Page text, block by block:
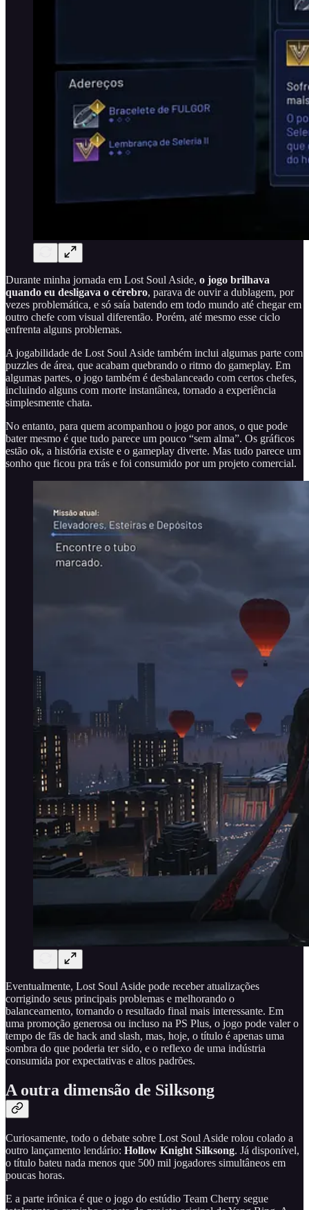
Durante minha jornada em Lost Soul Aside, o jogo brilhava
quando eu desligava o cérebro, parava de ouvir a dublagem, por
vezes problemática, e só saía batendo em todo mundo até chegar em
outro chefe com visual diferentão. Porém, até mesmo esse ciclo
enfrenta alguns problemas.
A jogabilidade de Lost Soul Aside também inclui algumas parte com
puzzles de área, que acabam quebrando o ritmo do gameplay. Em
algumas partes, o jogo também é desbalanceado com certos chefes,
incluindo alguns com morte instantânea, tornado a experiência
simplesmente chata.
No entanto, para quem acompanhou o jogo por anos, o que pode
bater mesmo é que tudo parece um pouco “sem alma”. Os gráficos
estão ok, a história existe e o gameplay diverte. Mas tudo parece um
sonho que ficou pra trás e foi consumido por um projeto comercial.
Eventualmente, Lost Soul Aside pode receber atualizações
corrigindo seus principais problemas e melhorando o
balanceamento, tornando o resultado final mais interessante. Em
uma promoção generosa ou incluso na PS Plus, o jogo pode valer o
tempo de fãs de hack and slash, mas, hoje, o título é apenas uma
sombra do que poderia ter sido, e o reflexo de uma indústria
consumida por expectativas e altos padrões.
A outra dimensão de Silksong
Curiosamente, todo o debate sobre Lost Soul Aside rolou colado a
outro lançamento lendário: Hollow Knight Silksong. Já disponível,
o título bateu nada menos que 500 mil jogadores simultâneos em
poucas horas.
E a parte irônica é que o jogo do estúdio Team Cherry segue